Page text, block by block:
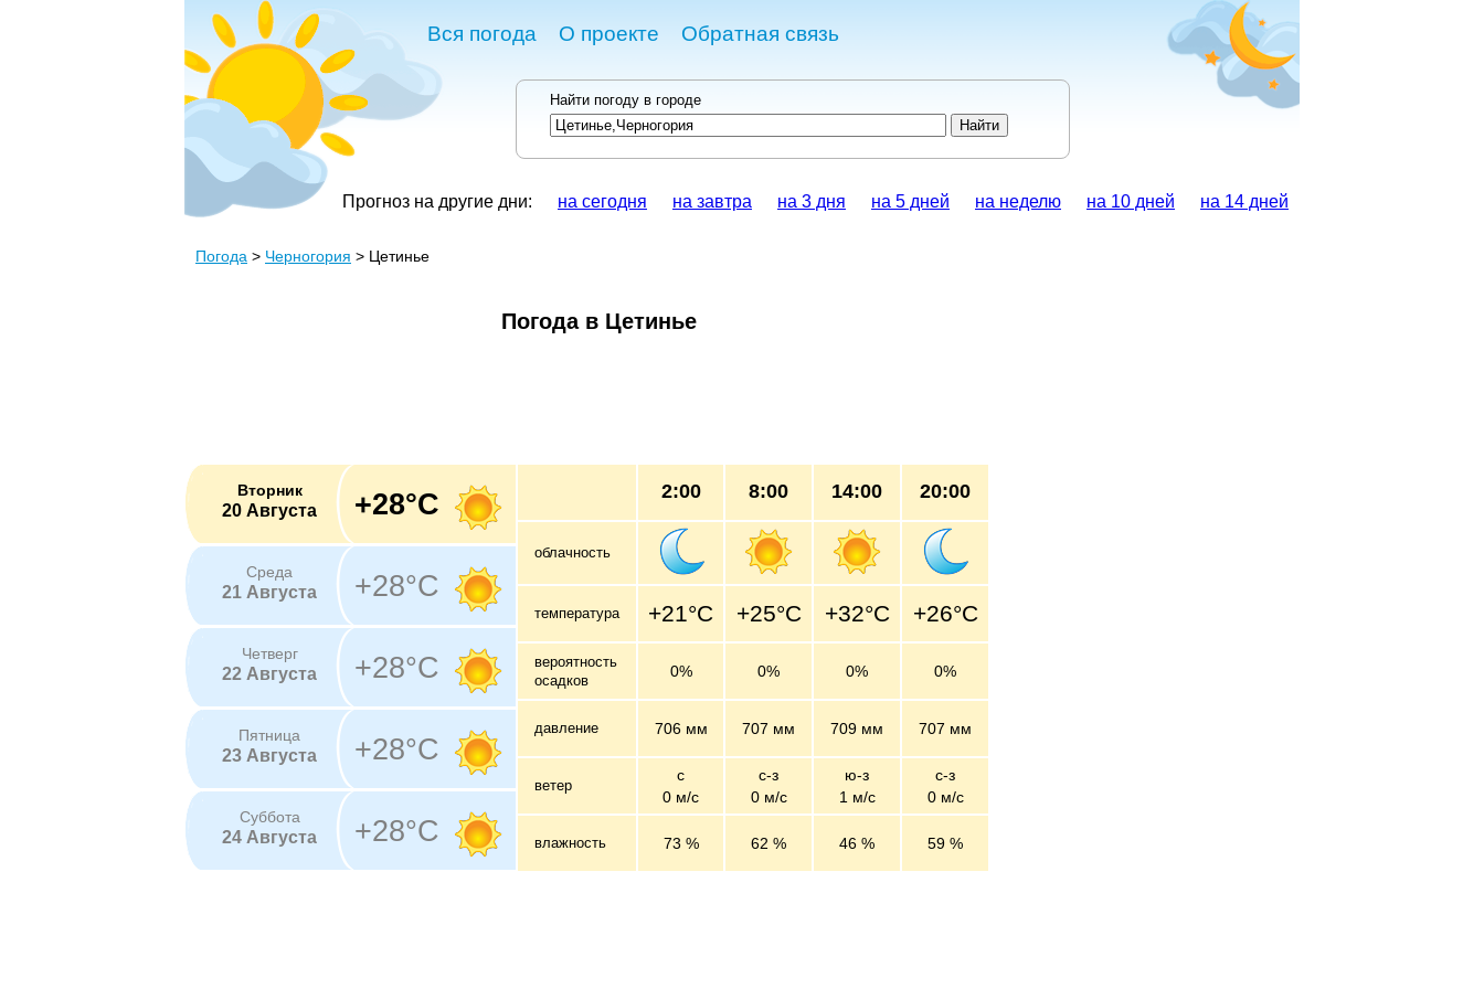
Вся погода О проекте Обратная связь
Найти погоду в городе
Прогноз на другие дни: на сегодня на завтра на 3 дня на 5 дней на неделю на 10 дней на 14 дней
Погода > Черногория > Цетинье
Погода в Цетинье
Вторник
20 Августа +28°C
Среда
21 Августа +28°C
Четверг
22 Августа +28°C
Пятница
23 Августа +28°C
Суббота
24 Августа +28°C
2:00 8:00 14:00 20:00
облачность
температура +21°C +25°C +32°C +26°C
вероятность
осадков
0% 0% 0% 0%
давление 706 мм 707 мм 709 мм 707 мм
ветер
с
0 м/c
с-з
0 м/c
ю-з
1 м/c
с-з
0 м/c
влажность 73 % 62 % 46 % 59 %